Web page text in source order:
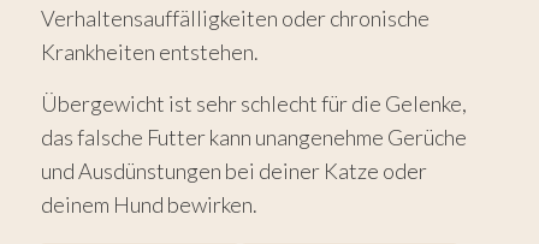
Verhaltensauffälligkeiten oder chronische
Krankheiten entstehen.
Übergewicht ist sehr schlecht für die Gelenke,
das falsche Futter kann unangenehme Gerüche
und Ausdünstungen bei deiner Katze oder
deinem Hund bewirken.